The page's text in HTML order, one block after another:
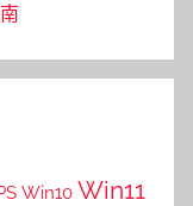
Win10 Win11